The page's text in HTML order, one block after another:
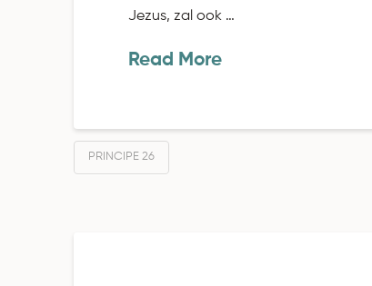
Jezus, zal ook …
Read More
PRINCIPE 26